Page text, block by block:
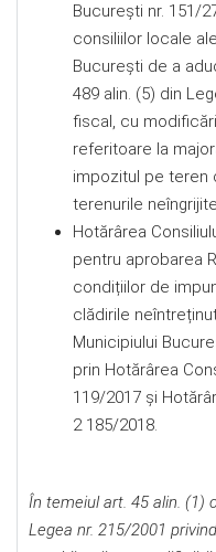
Bucureşti nr. 151/
consiliilor locale
Bucureşti de a
489 alin. (5) din
fiscal, cu
referitoare la
impozitul pe teren
terenurile
Hotărârea
pentru aprobarea
condițiilor de
clădirile
Municipiului
prin Hotărârea
119/2017 şi
2 185/2018.
În temeiul art. 45 alin. (1)
Legea nr. 215/2001